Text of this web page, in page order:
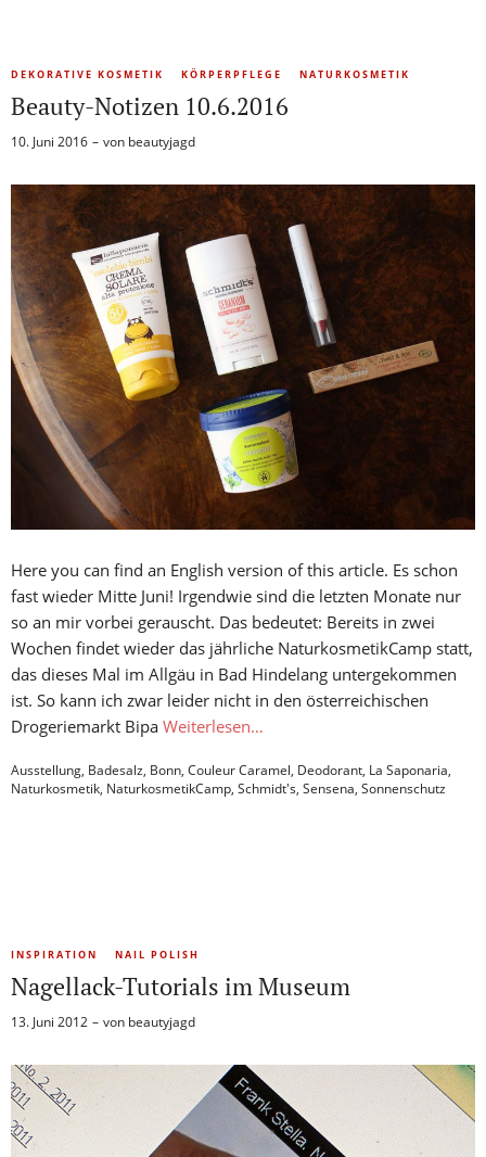
DEKORATIVE KOSMETIK KÖRPERPFLEGE NATURKOSMETIK
Beauty-Notizen 10.6.2016
10. Juni 2016 von beautyjagd
Here you can find an English version of this article. Es schon
fast wieder Mitte Juni! Irgendwie sind die letzten Monate nur
so an mir vorbei gerauscht. Das bedeutet: Bereits in zwei
Wochen findet wieder das jährliche NaturkosmetikCamp statt,
das dieses Mal im Allgäu in Bad Hindelang untergekommen
ist. So kann ich zwar leider nicht in den österreichischen
Drogeriemarkt Bipa Weiterlesen…
Ausstellung, Badesalz, Bonn, Couleur Caramel, Deodorant, La Saponaria,
Naturkosmetik, NaturkosmetikCamp, Schmidt's, Sensena, Sonnenschutz
INSPIRATION NAIL POLISH
Nagellack-Tutorials im Museum
13. Juni 2012 von beautyjagd